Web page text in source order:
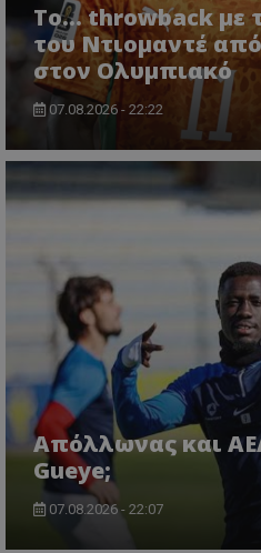
Το... throwback με
του Ντιομαντέ
στον Ολυμπιακό
07.08.2026 - 22:22
Απόλλωνας και
Gueye;
07.08.2026 - 22:07